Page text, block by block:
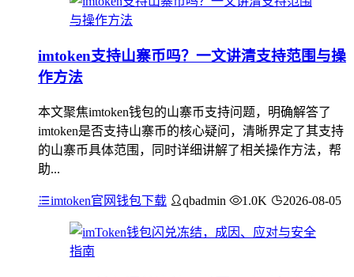
imtoken支持山寨币吗？一文讲清支持范围与操
作方法
本文聚焦imtoken钱包的山寨币支持问题，明确解答了
imtoken是否支持山寨币的核心疑问，清晰界定了其支持
的山寨币具体范围，同时详细讲解了相关操作方法，帮
助...
imtoken官网钱包下载 qbadmin 1.0K 2026-08-05